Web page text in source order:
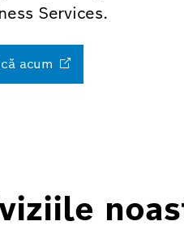
Services.
acum